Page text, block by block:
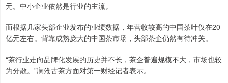
元。中小企业依然是行业的主流。
而根据几家头部企业发布的业绩数据，年营收较高的中国茶叶仅在20
亿元左右。背靠成熟庞大的中国茶市场，头部茶企仍然有待冲关。
“茶行业走向品牌化发展的历史并不长，茶企普遍规模不大，市场也较
为分散。”澜沧古茶方面对第一财经记者表示。